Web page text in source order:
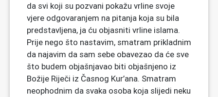
da svi koji su pozvani pokažu vrline svoje
vjere odgovaranjem na pitanja koja su bila
predstavljena, ja ću objasniti vrline islama.
Prije nego što nastavim, smatram prikladnim
da najavim da sam sebe obavezao da će sve
što budem objašnjavao biti objašnjeno iz
Božije Riječi iz Časnog Kur’ana. Smatram
neophodnim da svaka osoba koja slijedi neku